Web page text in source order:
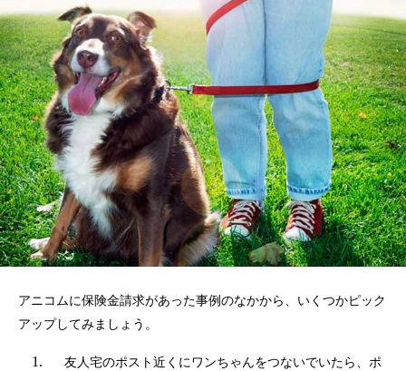
アニコムに保険金請求があった事例のなかから、いくつかピック
アップしてみましょう。
友人宅のポスト近くにワンちゃんをつないでいたら、ポ